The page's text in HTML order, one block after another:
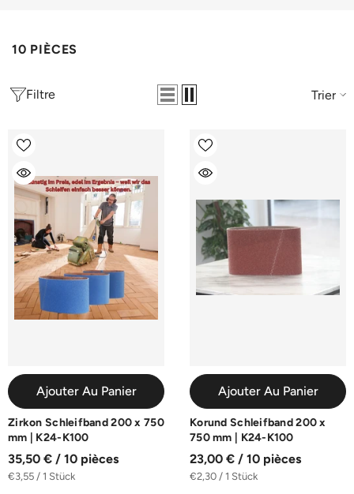
10 PIÈCES
Filtre Trier
Ajouter Au Panier
Zirkon Schleifband 200 x 750
mm | K24-K100
35,50 € / 10 pièces
€3,55 / 1 Stück
Ajouter Au Panier
Korund Schleifband 200 x
750 mm | K24-K100
23,00 € / 10 pièces
€2,30 / 1 Stück